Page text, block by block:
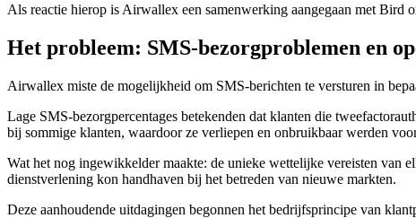
Als reactie hierop is Airwallex een samenwerking aangegaan met
Het probleem: SMS-bezorgproblemen en
Airwallex miste de mogelijkheid om SMS-berichten te versturen in
Lage SMS-bezorgpercentages betekenden dat klanten die
bij sommige klanten, waardoor ze verliepen en onbruikbaar werden
Wat het nog ingewikkelder maakte: de unieke wettelijke vereisten van
dienstverlening kon handhaven bij het betreden van nieuwe markten.
Deze aanhoudende uitdagingen begonnen het bedrijfsprincipe van